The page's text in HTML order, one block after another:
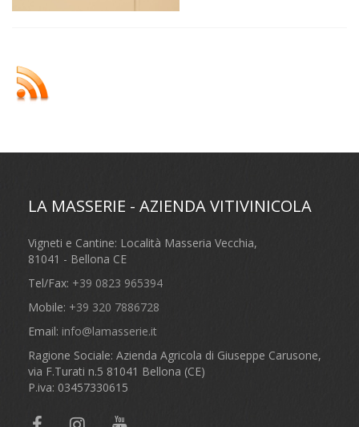
LA MASSERIE - AZIENDA VITIVINICOLA
Vigneti e Cantine: Località Masseria Vecchia,
81041 - Bellona CE
Tel/Fax: +39 0823 965394
Mobile: +39 320 7886728
Email: info@lamasserie.it
Ragione Sociale: Azienda Agricola di Giuseppe Carusone,
via F.Turati n.5 81041 Bellona (CE)
P.iva: 03457330615